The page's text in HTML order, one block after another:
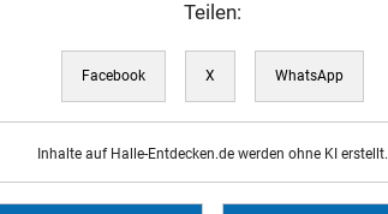
Teilen:
Facebook X WhatsApp
Inhalte auf Halle-Entdecken.de werden ohne KI erstellt.